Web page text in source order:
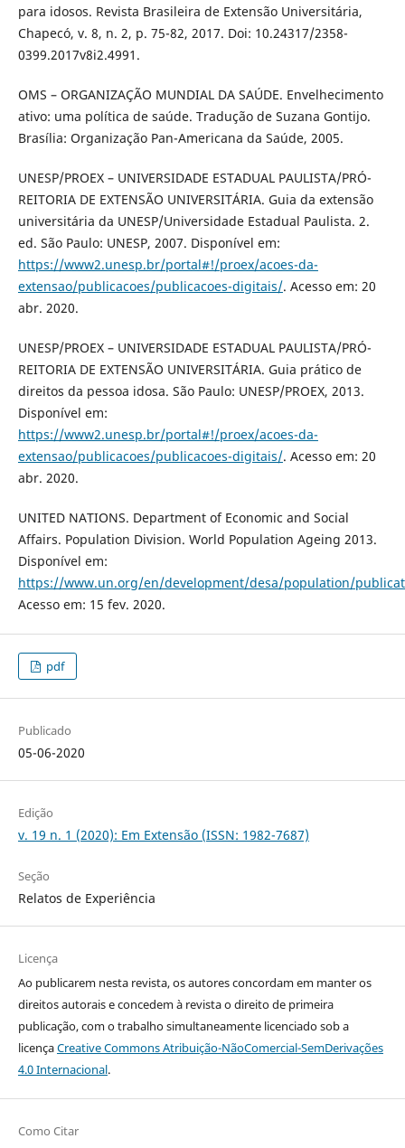
para idosos. Revista Brasileira de Extensão Universitária,
Chapecó, v. 8, n. 2, p. 75-82, 2017. Doi: 10.24317/2358-
0399.2017v8i2.4991.
OMS – ORGANIZAÇÃO MUNDIAL DA SAÚDE. Envelhecimento
ativo: uma política de saúde. Tradução de Suzana Gontijo.
Brasília: Organização Pan-Americana da Saúde, 2005.
UNESP/PROEX – UNIVERSIDADE ESTADUAL PAULISTA/PRÓ-
REITORIA DE EXTENSÃO UNIVERSITÁRIA. Guia da extensão
universitária da UNESP/Universidade Estadual Paulista. 2.
ed. São Paulo: UNESP, 2007. Disponível em:
https://www2.unesp.br/portal#!/proex/acoes-da-
extensao/publicacoes/publicacoes-digitais/. Acesso em: 20
abr. 2020.
UNESP/PROEX – UNIVERSIDADE ESTADUAL PAULISTA/PRÓ-
REITORIA DE EXTENSÃO UNIVERSITÁRIA. Guia prático de
direitos da pessoa idosa. São Paulo: UNESP/PROEX, 2013.
Disponível em:
https://www2.unesp.br/portal#!/proex/acoes-da-
extensao/publicacoes/publicacoes-digitais/. Acesso em: 20
abr. 2020.
UNITED NATIONS. Department of Economic and Social
Affairs. Population Division. World Population Ageing 2013.
Disponível em:
https://www.un.org/en/development/desa/population/
Acesso em: 15 fev. 2020.
pdf
Publicado
05-06-2020
Edição
v. 19 n. 1 (2020): Em Extensão (ISSN: 1982-7687)
Seção
Relatos de Experiência
Licença
Ao publicarem nesta revista, os autores concordam em manter os
direitos autorais e concedem à revista o direito de primeira
publicação, com o trabalho simultaneamente licenciado sob a
licençaCreative Commons Atribuição-NãoComercial-SemDerivações
4.0 Internacional.
Como Citar